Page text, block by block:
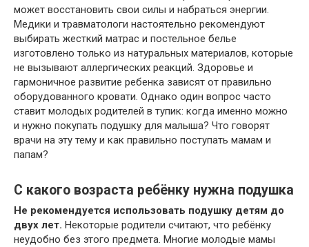
может восстановить свои силы и набраться энергии.
Медики и травматологи настоятельно рекомендуют
выбирать жесткий матрас и постельное белье
изготовлено только из натуральных материалов, которые
не вызывают аллергических реакций. Здоровье и
гармоничное развитие ребенка зависят от правильно
оборудованного кровати. Однако один вопрос часто
ставит молодых родителей в тупик: когда именно можно
и нужно покупать подушку для малыша? Что говорят
врачи на эту тему и как правильно поступать мамам и
папам?
С какого возраста ребёнку нужна подушка
Не рекомендуется использовать подушку детям до
двух лет. Некоторые родители считают, что ребёнку
неудобно без этого предмета. Многие молодые мамы